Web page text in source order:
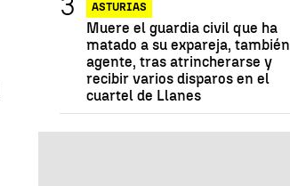
ASTURIAS
Muere el guardia civil que ha
matado a su expareja, también
agente, tras atrincherarse y
recibir varios disparos en el
cuartel de Llanes